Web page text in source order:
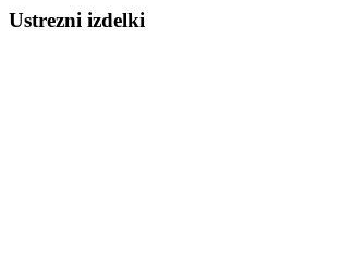
Ustrezni izdelki